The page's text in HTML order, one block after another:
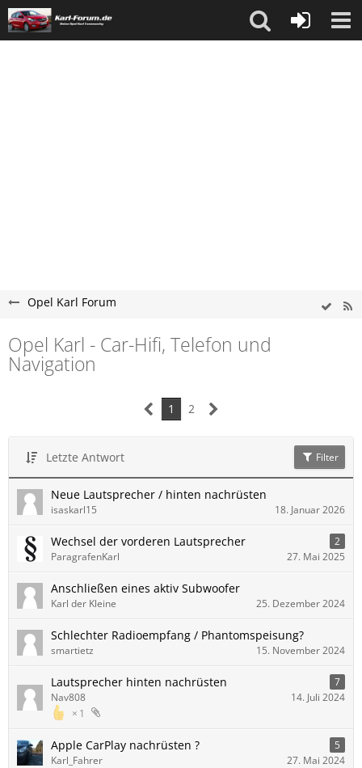
Opel Karl Forum
Opel Karl - Car-Hifi, Telefon und
Navigation
1 2
Letzte Antwort Filter
Neue Lautsprecher / hinten nachrüsten
isaskarl15 18. Januar 2026
Wechsel der vorderen Lautsprecher
2
ParagrafenKarl
27. Mai 2025
Anschließen eines aktiv Subwoofer
Karl der Kleine 25. Dezember 2024
Schlechter Radioempfang / Phantomspeisung?
smartietz 15. November 2024
Lautsprecher hinten nachrüsten 7
1
Nav808 14. Juli 2024
Apple CarPlay nachrüsten ?
5
Karl_Fahrer
27. Mai 2024